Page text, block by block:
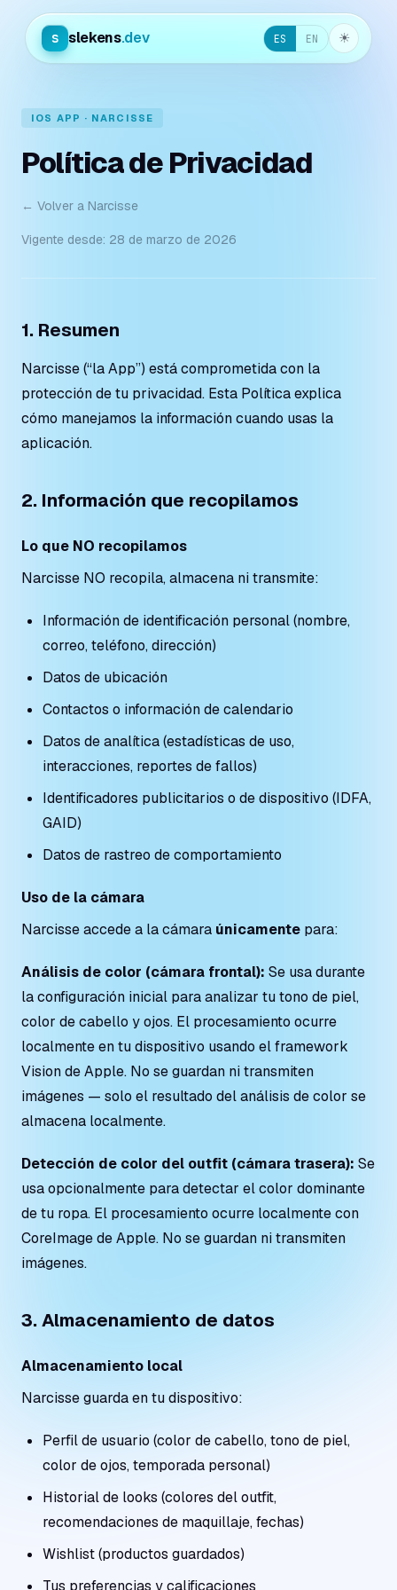
s slekens.dev ES EN ☀︎
IOS APP · NARCISSE
Política de Privacidad
← Volver a Narcisse
Vigente desde: 28 de marzo de 2026
1. Resumen
Narcisse (“la App”) está comprometida con la
protección de tu privacidad. Esta Política explica
cómo manejamos la información cuando usas la
aplicación.
2. Información que recopilamos
Lo que NO recopilamos
Narcisse NO recopila, almacena ni transmite:
Información de identificación personal (nombre,
correo, teléfono, dirección)
Datos de ubicación
Contactos o información de calendario
Datos de analítica (estadísticas de uso,
interacciones, reportes de fallos)
Identificadores publicitarios o de dispositivo (IDFA,
GAID)
Datos de rastreo de comportamiento
Uso de la cámara
Narcisse accede a la cámara únicamente para:
Análisis de color (cámara frontal): Se usa durante
la configuración inicial para analizar tu tono de piel,
color de cabello y ojos. El procesamiento ocurre
localmente en tu dispositivo usando el framework
Vision de Apple. No se guardan ni transmiten
imágenes — solo el resultado del análisis de color se
almacena localmente.
Detección de color del outfit (cámara trasera): Se
usa opcionalmente para detectar el color dominante
de tu ropa. El procesamiento ocurre localmente con
CoreImage de Apple. No se guardan ni transmiten
imágenes.
3. Almacenamiento de datos
Almacenamiento local
Narcisse guarda en tu dispositivo:
Perfil de usuario (color de cabello, tono de piel,
color de ojos, temporada personal)
Historial de looks (colores del outfit,
recomendaciones de maquillaje, fechas)
Wishlist (productos guardados)
Tus preferencias y calificaciones